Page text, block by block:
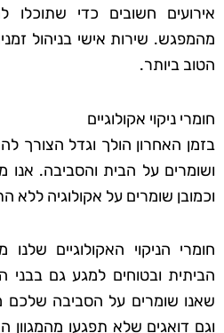
אירועים חשובים כדי שתוכלו
מהמפגש. שירות אישי בניהול
הטוב ביותר.
חומרי ניקוי אקולוגיים
בזמן האחרון הולך וגדל הצורך
ושומרים על הבית והסביבה.
וכמובן שומרים על אקולוגיה ללא
חומרי הניקוי האקולוגיים
הביתית ובטוחים למגע גם
שאנו שומרים על הסביבה שלכם
וגם דואגים שלא תפגעו מהמגוון